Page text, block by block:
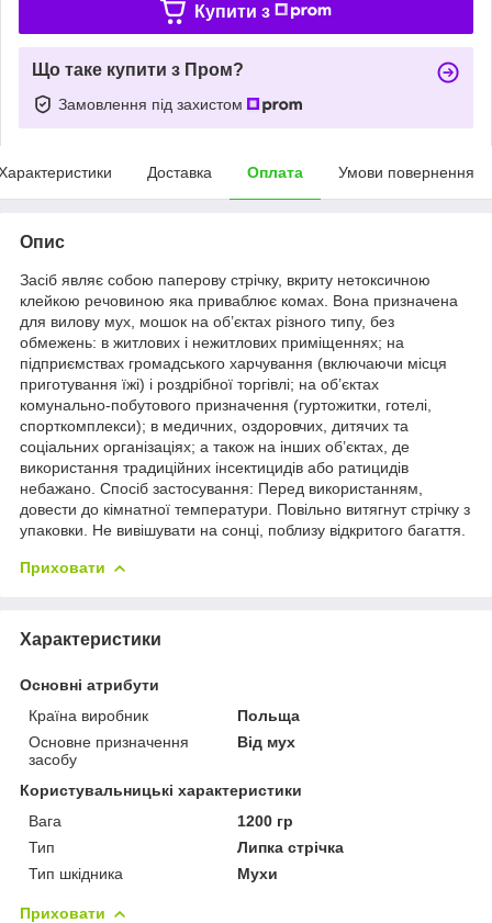
Купити з
Що таке купити з Пром?
Замовлення під захистом
Доставка Оплата Умови повернення
Опис
Засіб являє собою паперову стрічку, вкриту нетоксичною
клейкою речовиною яка приваблює комах. Вона призначена
для вилову мух, мошок на об’єктах різного типу, без
обмежень: в житлових і нежитлових приміщеннях; на
підприємствах громадського харчування (включаючи місця
приготування їжі) і роздрібної торгівлі; на об’єктах
комунально-побутового призначення (гуртожитки, готелі,
спорткомплекси); в медичних, оздоровчих, дитячих та
соціальних організаціях; а також на інших об’єктах, де
використання традиційних інсектицидів або ратицидів
небажано. Спосіб застосування: Перед використанням,
довести до кімнатної температури. Повільно витягнут стрічку з
упаковки. Не вивішувати на сонці, поблизу відкритого багаття.
Приховати
Характеристики
Основні атрибути
Країна виробник
Польща
Основне призначення
засобу
Від мух
Користувальницькі характеристики
Вага
1200 гр
Тип
Липка стрічка
Тип шкідника
Мухи
Приховати